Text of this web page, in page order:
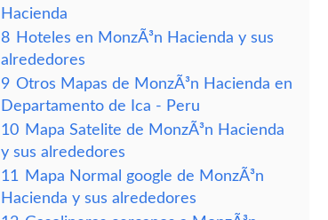
Hacienda
8 Hoteles en MonzÃ³n Hacienda y sus
alrededores
9 Otros Mapas de MonzÃ³n Hacienda en
Departamento de Ica - Peru
10 Mapa Satelite de MonzÃ³n Hacienda
y sus alrededores
11
Mapa Normal google de MonzÃ³n
Hacienda y sus alrededores